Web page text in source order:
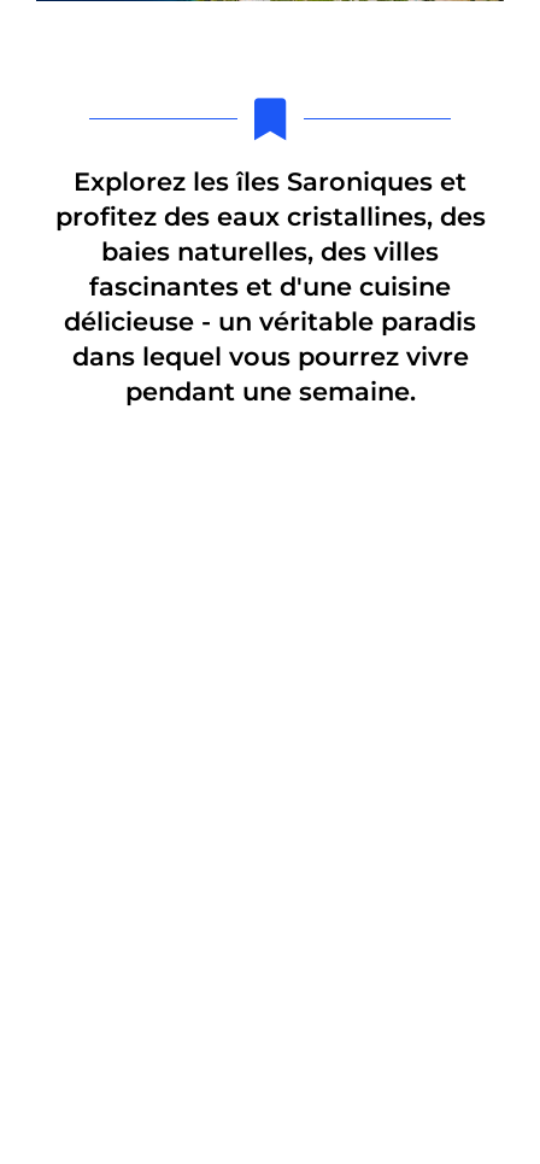
Explorez les îles Saroniques et
profitez des eaux cristallines, des
baies naturelles, des villes
fascinantes et d'une cuisine
délicieuse - un véritable paradis
dans lequel vous pourrez vivre
pendant une semaine.